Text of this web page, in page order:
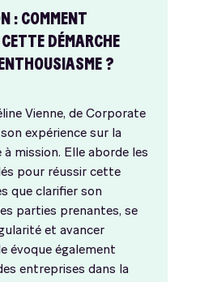
: COMMENT
DÉMARCHE
?
Vienne, de Corporate
expérience sur la
mission. Elle aborde les
pour réussir cette
que clarifier son
parties prenantes, se
et avancer
évoque également
entreprises dans la